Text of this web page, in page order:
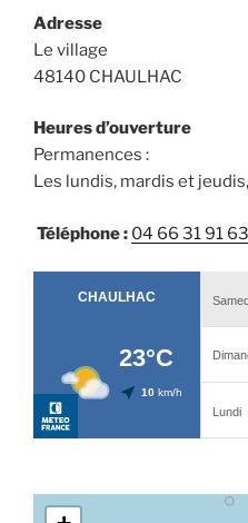
o
k
Adresse
Le village
48140 CHAULHAC
Heures d’ouverture
Permanences :
Les lundis, mardis et
Téléphone : 04 66 31 91 63